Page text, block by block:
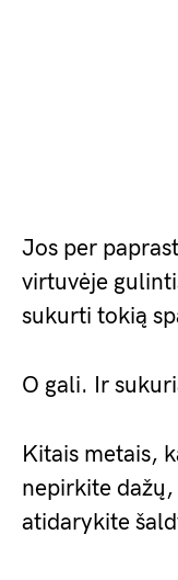
Jos per
virtuvėje
sukurti tokią
O gali. Ir
Kitais metais,
nepirkite
atidarykite